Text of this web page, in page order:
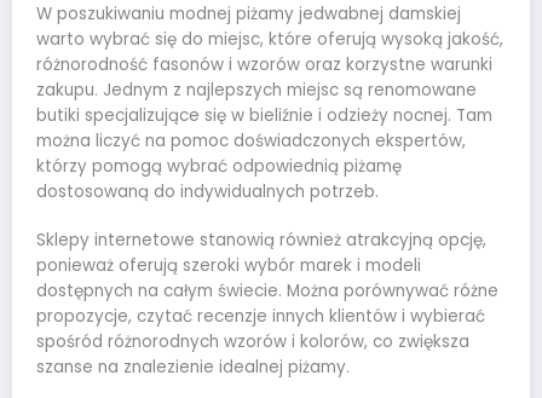
W poszukiwaniu modnej piżamy jedwabnej damskiej
warto wybrać się do miejsc, które oferują wysoką jakość,
różnorodność fasonów i wzorów oraz korzystne warunki
zakupu. Jednym z najlepszych miejsc są renomowane
butiki specjalizujące się w bieliźnie i odzieży nocnej. Tam
można liczyć na pomoc doświadczonych ekspertów,
którzy pomogą wybrać odpowiednią piżamę
dostosowaną do indywidualnych potrzeb.
Sklepy internetowe stanowią również atrakcyjną opcję,
ponieważ oferują szeroki wybór marek i modeli
dostępnych na całym świecie. Można porównywać różne
propozycje, czytać recenzje innych klientów i wybierać
spośród różnorodnych wzorów i kolorów, co zwiększa
szanse na znalezienie idealnej piżamy.